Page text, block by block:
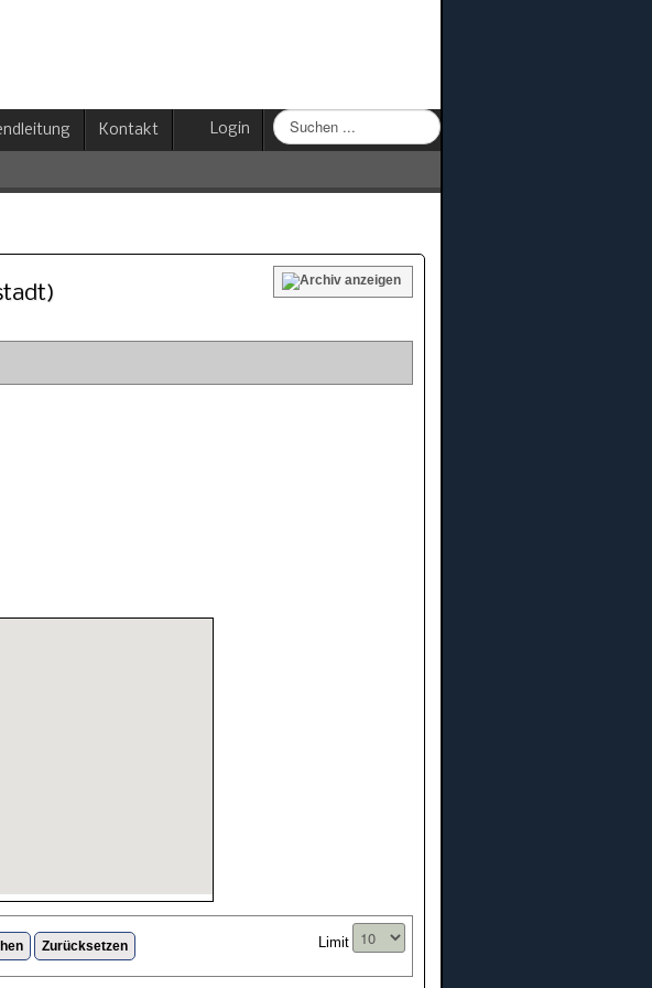
Kontakt Login
Suchen
...
Zurücksetzen Limit